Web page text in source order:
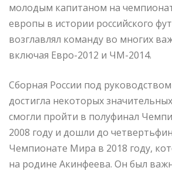
молодым капитаном на
европы в истории российского
возглавлял команду во многих
включая Евро-2012 и ЧМ-2014.
Сборная России под
достигла некоторых
смогли пройти в полуфинал
2008 году и дошли до
Чемпионате Мира в 2018 году,
на родине Акинфеева. Он был